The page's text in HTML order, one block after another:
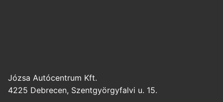
Józsa Autócentrum Kft.
4225 Debrecen, Szentgyörgyfalvi u. 15.